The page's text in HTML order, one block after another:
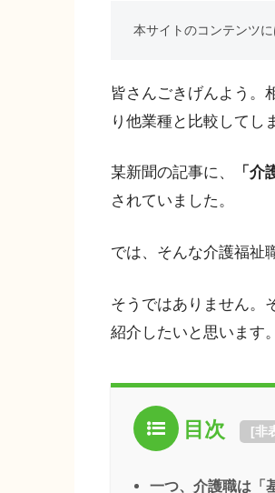
本サイトのコンテンツ
皆さんごきげんよう。
り他業種と比較してし
某新聞の記事に、 「
されていました。
では、そんな介護福祉
そうではありません。
紹介したいと思います。
目次 [非
一つ、介護職は「